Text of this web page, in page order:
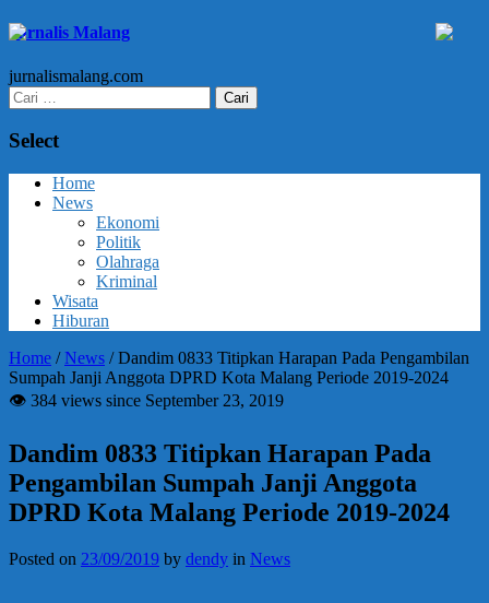
Jurnalis Malang
jurnalismalang.com
Cari
untuk:
Select
Home
News
Ekonomi
Politik
Olahraga
Kriminal
Wisata
Hiburan
Home /News /Dandim 0833 Titipkan Harapan Pada Pengambilan
Sumpah Janji Anggota DPRD Kota Malang Periode 2019-2024
👁 384 views since September 23, 2019
Dandim 0833 Titipkan Harapan Pada
Pengambilan Sumpah Janji Anggota
DPRD Kota Malang Periode 2019-2024
Posted on 23/09/2019 by dendy in News